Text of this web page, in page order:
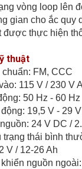
vòng loop lên
gian cho ắc quy
được thực hiện
thuật
FM, CCC
115 V / 230 V
50 Hz - 60 Hz
19,5 V - 29
24 V DC /
trạng thái bình
V / 12-26 Ah
nguồn